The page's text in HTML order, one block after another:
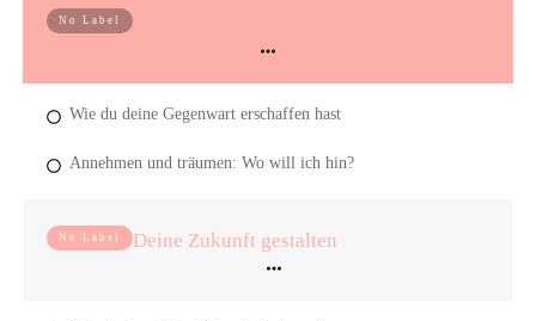
No Label
Wie du deine Gegenwart erschaffen hast
Annehmen und träumen: Wo will ich hin?
No Label Deine Zukunft gestalten